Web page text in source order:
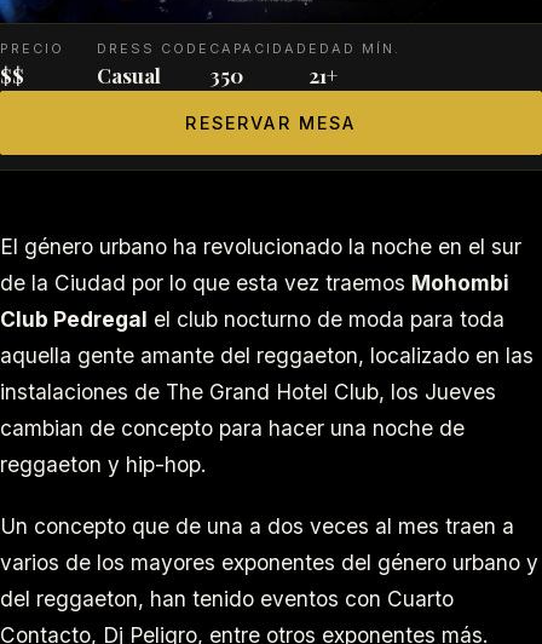
PRECIO
$$
DRESS CODE
Casual
CAPACIDAD
350
EDAD MÍN.
21+
RESERVAR MESA
El género urbano ha revolucionado la noche en el sur
de la Ciudad por lo que esta vez traemos Mohombi
Club Pedregal el club nocturno de moda para toda
aquella gente amante del reggaeton, localizado en las
instalaciones de The Grand Hotel Club, los Jueves
cambian de concepto para hacer una noche de
reggaeton y hip-hop.
Un concepto que de una a dos veces al mes traen a
varios de los mayores exponentes del género urbano y
del reggaeton, han tenido eventos con Cuarto
Contacto, Dj Peligro, entre otros exponentes más.